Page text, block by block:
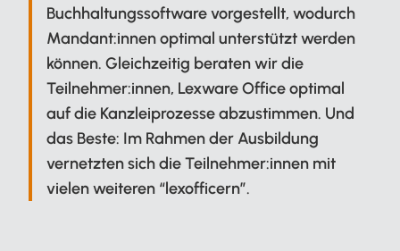
Buchhaltungssoftware vorgestellt, wodurch
Mandant:innen optimal unterstützt werden
können. Gleichzeitig beraten wir die
Teilnehmer:innen, Lexware Office optimal
auf die Kanzleiprozesse abzustimmen. Und
das Beste: Im Rahmen der Ausbildung
vernetzten sich die Teilnehmer:innen mit
vielen weiteren “lexofficern”.